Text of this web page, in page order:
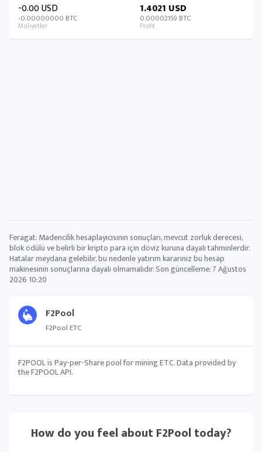
F2Pool
F2Pool ETC
F2POOL is Pay-per-Share pool for mining ETC. Data provided by
the F2POOL API.
How do you feel aboutF2Pool today?
-0.00 USD
-0.00000000 BTC
1.4021 USD
0.00002159 BTC
Feragat: Madencilik hesaplayıcısının sonuçları, mevcut zorluk derecesi,
blok ödülü ve belirli bir kripto para için döviz kuruna dayalı tahminlerdir.
Hatalar meydana gelebilir, bu nedenle yatırım kararınız bu hesap
makinesinin sonuçlarına dayalı olmamalıdır. Son güncelleme:7 Ağustos
2026 10:20